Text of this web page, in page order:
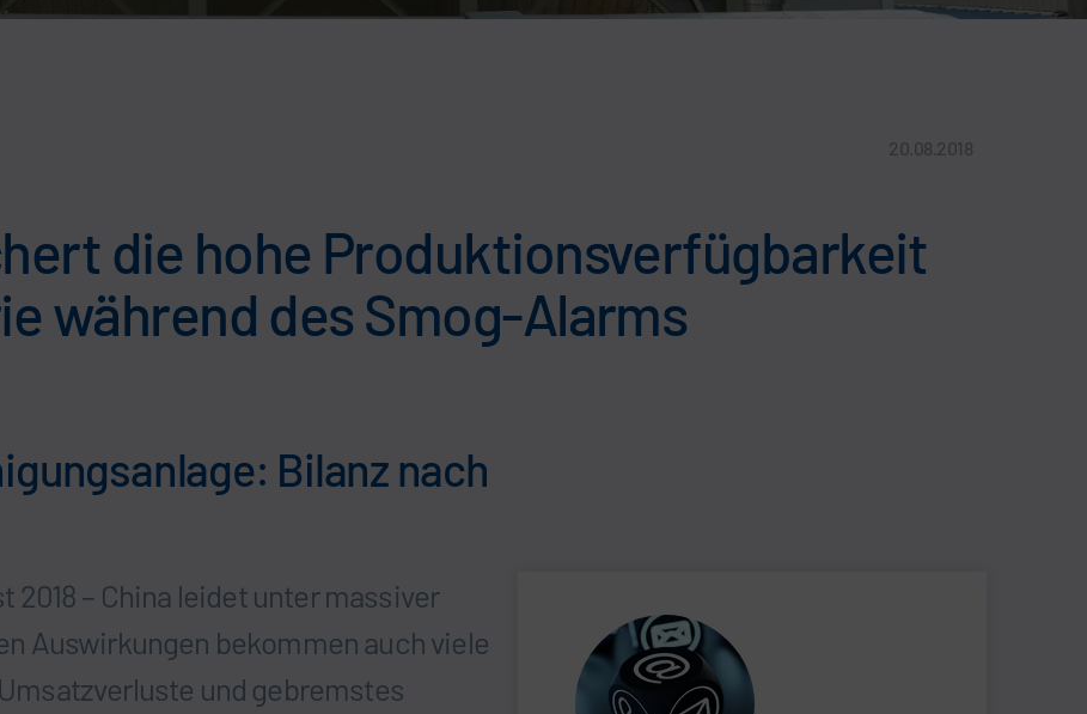
20.08.2018
die hohe Produktionsverfügbarkeit
während des Smog-Alarms
Bilanz nach
– China leidet unter massiver
Auswirkungen bekommen auch viele
und gebremstes